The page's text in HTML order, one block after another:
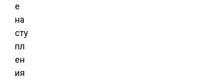
е
на
сту
пл
ен
ия